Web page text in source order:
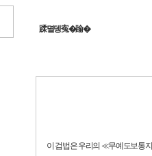
蹂멸뎅寃�踰�
이 검법은 우리의 ≪무예도보통